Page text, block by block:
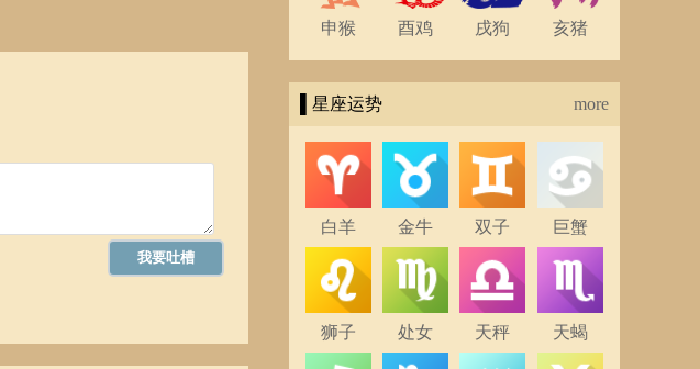
申猴 酉鸡 戌狗 亥猪
▌星座运势 more
白羊 金牛 双子 巨蟹
狮子 处女 天秤 天蝎